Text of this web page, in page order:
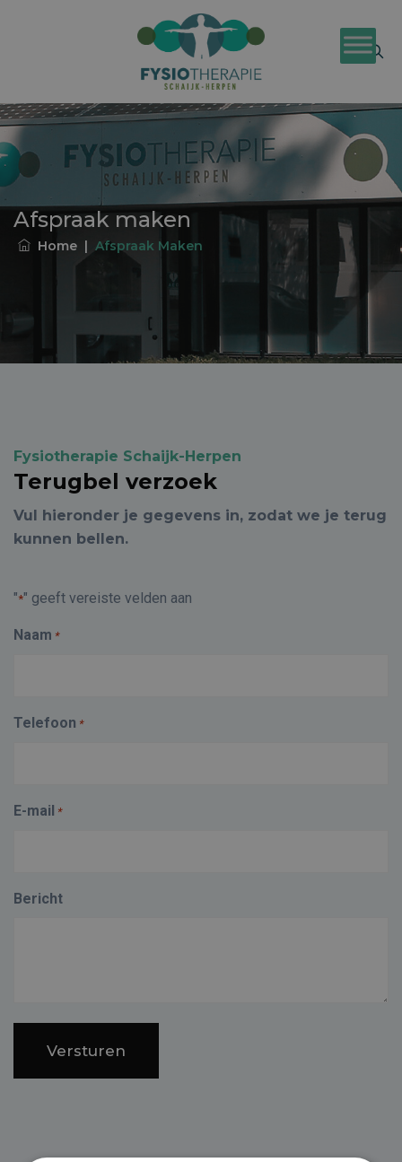
Afspraak maken
Home | Afspraak Maken
Fysiotherapie Schaijk-Herpen
Terugbel verzoek
Vul hieronder je gegevens in, zodat we je terug
kunnen bellen.
"*" geeft vereiste velden aan
Naam *
Telefoon *
E-mail *
Bericht